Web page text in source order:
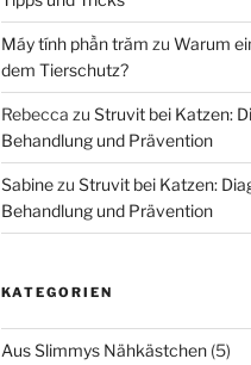
Máy tính phần trăm zu Warum
dem Tierschutz?
Rebecca zu Struvit bei Katzen:
Behandlung und Prävention
Sabinezu Struvit bei Katzen:
Behandlung und Prävention
KATEGORIEN
Aus Slimmys Nähkästchen(5)